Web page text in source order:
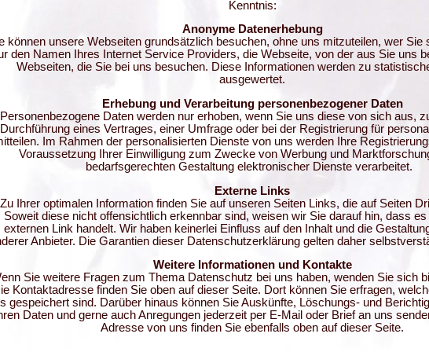
Kenntnis:
Anonyme Datenerhebung
können unsere Webseiten grundsätzlich besuchen, ohne uns mitzuteilen, wer Sie
den Namen Ihres Internet Service Providers, die Webseite, von der aus Sie uns
Webseiten, die Sie bei uns besuchen. Diese Informationen werden zu
ausgewertet.
Erhebung und Verarbeitung personenbezogener Daten
Personenbezogene Daten werden nur erhoben, wenn Sie uns diese von sich aus,
Durchführung eines Vertrages, einer Umfrage oder bei der Registrierung für
Im Rahmen der personalisierten Dienste von uns werden Ihre
Voraussetzung Ihrer Einwilligung zum Zwecke von Werbung und
bedarfsgerechten Gestaltung elektronischer Dienste verarbeitet.
Externe Links
Zu Ihrer optimalen Information finden Sie auf unseren Seiten Links, die auf Seiten
Soweit diese nicht offensichtlich erkennbar sind, weisen wir Sie darauf hin, dass
externen Link handelt. Wir haben keinerlei Einfluss auf den Inhalt und die
Anbieter. Die Garantien dieser Datenschutzerklärung gelten daher
Weitere Informationen und Kontakte
Sie weitere Fragen zum Thema Datenschutz bei uns haben, wenden Sie sich
Kontaktadresse finden Sie oben auf dieser Seite. Dort können Sie erfragen,
gespeichert sind. Darüber hinaus können Sie Auskünfte, Löschungs- und
Daten und gerne auch Anregungen jederzeit per E-Mail oder Brief an uns
Adresse von uns finden Sie ebenfalls oben auf dieser Seite.